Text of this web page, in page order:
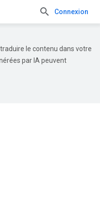
Connexion
le contenu dans votre
par IA peuvent